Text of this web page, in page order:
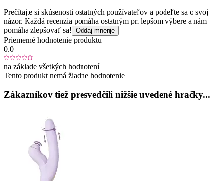
Prečítajte si skúsenosti ostatných používateľov a podeľte sa o svoj
názor. Každá recenzia pomáha ostatným pri lepšom výbere a nám
pomáha zlepšovať sa! Oddaj mnenje
Priemerné hodnotenie produktu
0.0
na základe všetkých hodnotení
Tento produkt nemá žiadne hodnotenie
Zákazníkov tiež presvedčili nižšie uvedené hračky...